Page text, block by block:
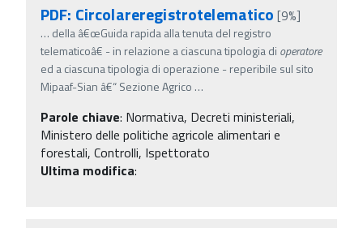
PDF: Circolareregistrotelematico [9%]
… della â€œGuida rapida alla tenuta del registro
telematicoâ€ - in relazione a ciascuna tipologia di operatore
ed a ciascuna tipologia di operazione - reperibile sul sito
Mipaaf-Sian â€“ Sezione Agrico …
Parole chiave: Normativa, Decreti ministeriali,
Ministero delle politiche agricole alimentari e
forestali, Controlli, Ispettorato
Ultima modifica: